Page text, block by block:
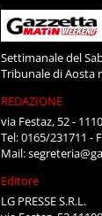
Settimanale del
Tribunale di Aosta
REDAZIONE
via Festaz, 52 -
Tel: 0165/231711 -
Mail:
Editore
LG PRESSE S.R.L.